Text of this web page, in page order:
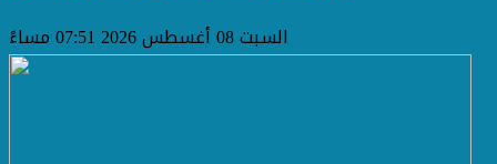
السبت 08 أغسطس 2026 07:51 مساءً